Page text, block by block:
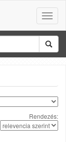
Toggle
Rendezés: